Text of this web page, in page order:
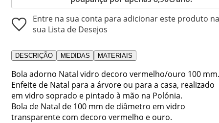
Entre na sua conta para adicionar este produto na
sua Lista de Desejos
DESCRIÇÃO MEDIDAS MATERIAIS
Bola adorno Natal vidro decoro vermelho/ouro 100 mm.
Enfeite de Natal para a árvore ou para a casa, realizado
em vidro soprado e pintado à mão na Polónia.
Bola de Natal de 100 mm de diâmetro em vidro
transparente com decoro vermelho e ouro.